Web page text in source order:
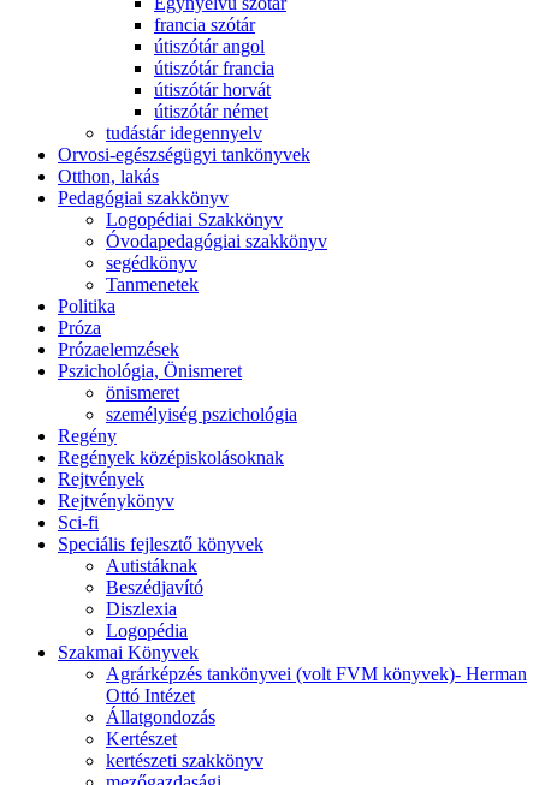
francia szótár
útiszótár angol
útiszótár francia
útiszótár horvát
útiszótár német
tudástár idegennyelv
Orvosi-egészségügyi tankönyvek
Otthon, lakás
Pedagógiai szakkönyv
Logopédiai Szakkönyv
Óvodapedagógiai szakkönyv
segédkönyv
Tanmenetek
Politika
Próza
Prózaelemzések
Pszichológia, Önismeret
önismeret
személyiség pszichológia
Regény
Regények középiskolásoknak
Rejtvények
Rejtvénykönyv
Sci-fi
Speciális fejlesztő könyvek
Autistáknak
Beszédjavító
Diszlexia
Logopédia
Szakmai Könyvek
Agrárképzés tankönyvei (volt FVM könyvek)- Herman
Ottó Intézet
Állatgondozás
Kertészet
kertészeti szakkönyv